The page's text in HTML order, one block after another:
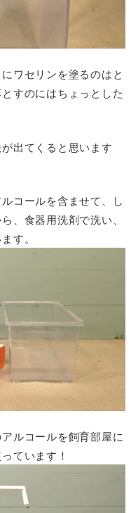
ワセリンを塗るのはと
すのにはちょっとした
出てくると思います
コールを含ませて、し
、食器用洗剤で洗い、
す。
ルコールを飼育部屋に
ています！